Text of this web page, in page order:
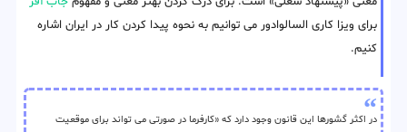
برای ویزا کاری السالوادور می توانیم به نحوه پیدا کردن کار در ایران اشاره
کنیم.
در اکثر گشورها این قانون وجود دارد که «کارفرما در صورتی می تواند برای موقعیت